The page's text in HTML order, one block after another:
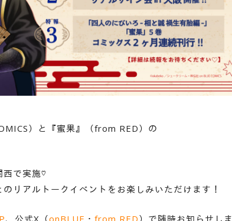
）と『蜜果』（from RED）の
で実施♡
リアルトークイベントをお楽しみいただけます！
、公式X（onBLUE ・ from RED）で随時お知らせしま